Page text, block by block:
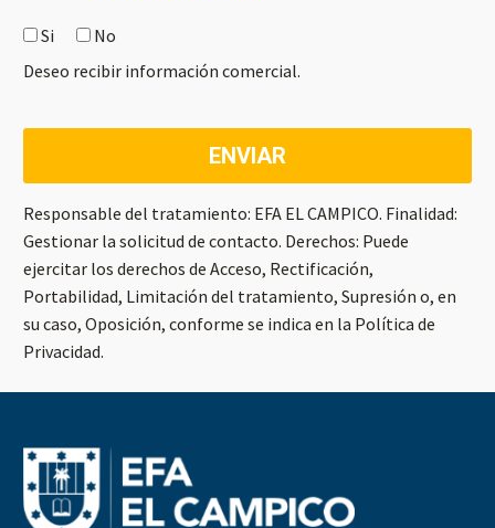
Si
No
Deseo recibir información comercial.
Responsable del tratamiento: EFA EL CAMPICO. Finalidad:
Gestionar la solicitud de contacto. Derechos: Puede
ejercitar los derechos de Acceso, Rectificación,
Portabilidad, Limitación del tratamiento, Supresión o, en
su caso, Oposición, conforme se indica en la Política de
Privacidad.